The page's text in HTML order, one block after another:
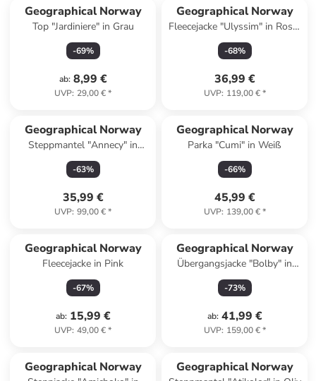
Geographical Norway
Top "Jardiniere" in Grau
-69%
ab: 8,99 €
UVP: 29,00 €*
Geographical Norway
Fleecejacke "Ulyssim" in Rosa/
Weiß
-68%
36,99 €
UVP: 119,00 €*
Geographical Norway
Steppmantel "Annecy" in
Beige
-63%
35,99 €
UVP: 99,00 €*
Geographical Norway
Parka "Cumi" in Weiß
-66%
45,99 €
UVP: 139,00 €*
Geographical Norway
Fleecejacke in Pink
-67%
ab: 15,99 €
UVP: 49,00 €*
Geographical Norway
Übergangsjacke "Bolby" in
Grau
-73%
ab: 41,99 €
UVP: 159,00 €*
Geographical Norway Geographical Norway